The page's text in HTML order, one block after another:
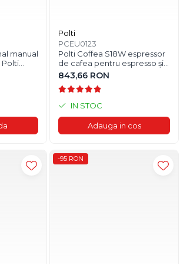
manual
Polti
si
Polti
PCEU0123
Polti Coffea S18W espressor
de cafea pentru espresso și
cafea lungă, compatibil cu
capsule E.S.E. de 44 mm,
rezervor detașabil de 0,85 l,
843,66 RON
IN STOC
Adauga in cos
-95 RON